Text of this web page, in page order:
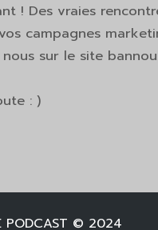
! Des vraies
campagnes
nous sur le site
: )
PODCAST © 2024